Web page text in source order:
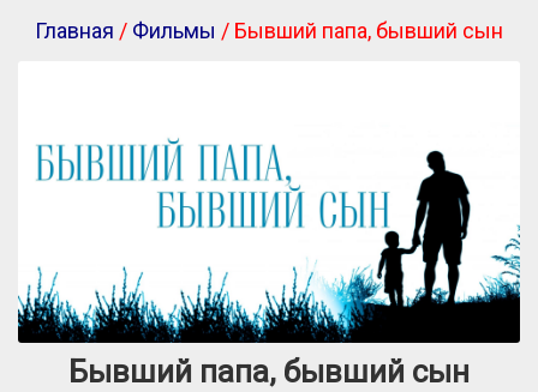
Главная / Фильмы / Бывший папа, бывший сын
Бывший папа, бывший сын